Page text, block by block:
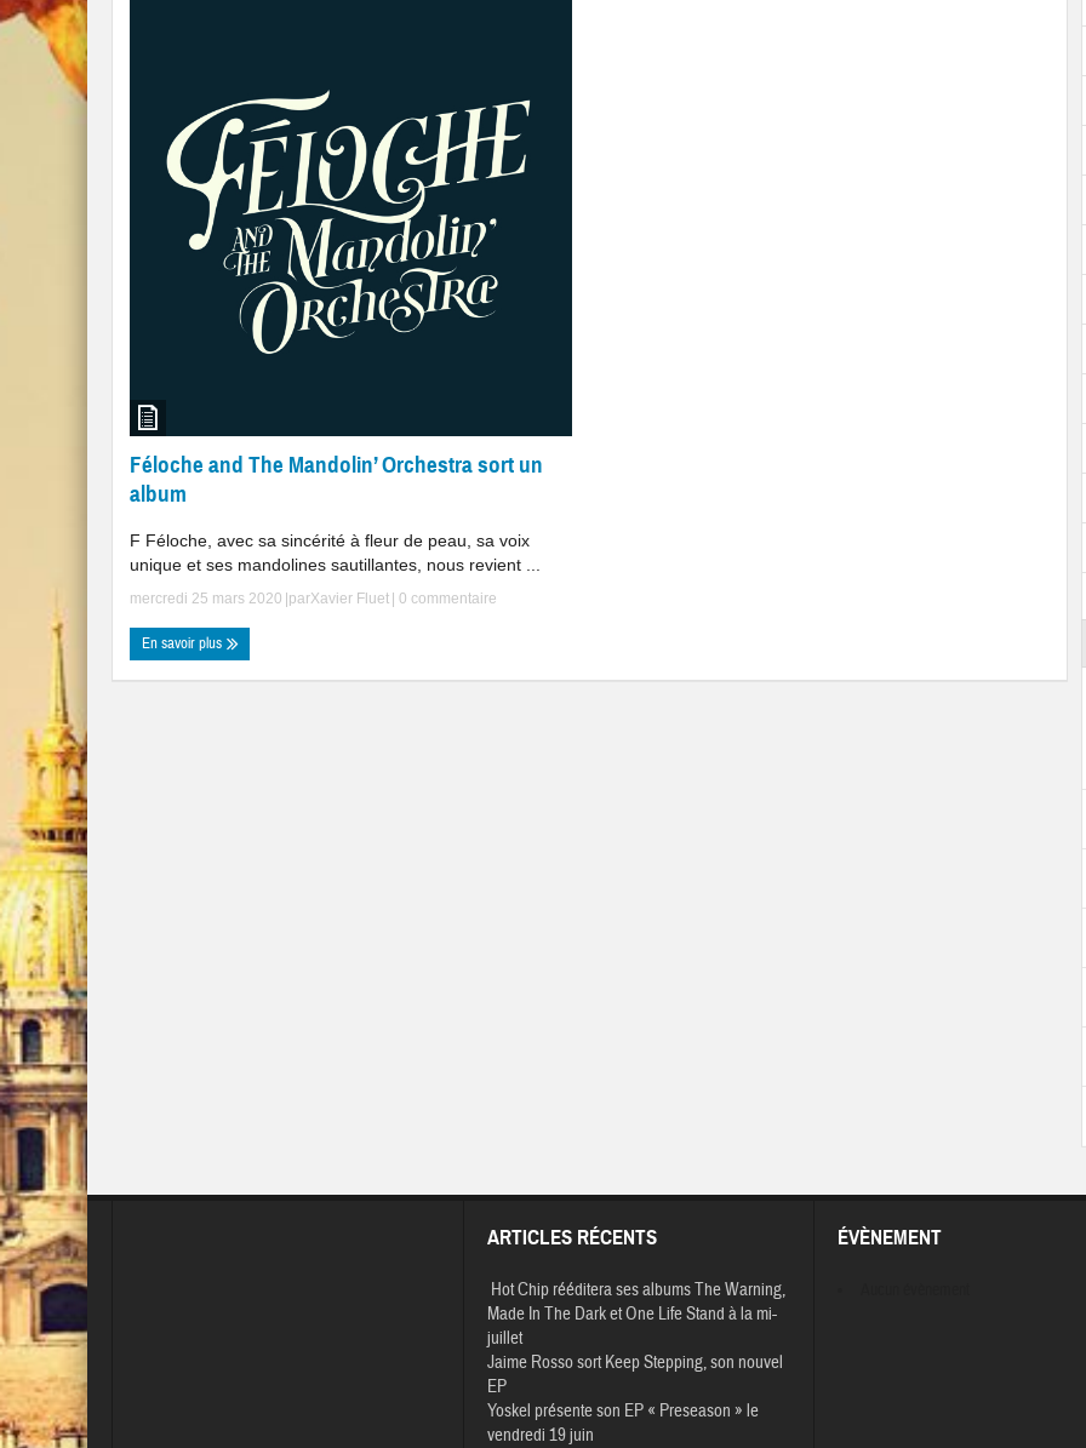
Féloche and The Mandolin’ Orchestra sort un
album
F Féloche, avec sa sincérité à fleur de peau, sa voix
unique et ses mandolines sautillantes, nous revient ...
mercredi 25 mars 2020 |parXavier Fluet 0 commentaire
En savoir plus
ARTICLES RÉCENTS
Hot Chip rééditera ses albums The Warning,
Made In The Dark et One Life Stand à la mi-
juillet
Jaime Rosso sort Keep Stepping, son nouvel
EP
Yoskel présente son EP « Preseason » le
vendredi 19 juin
ÉVÈNEMENT